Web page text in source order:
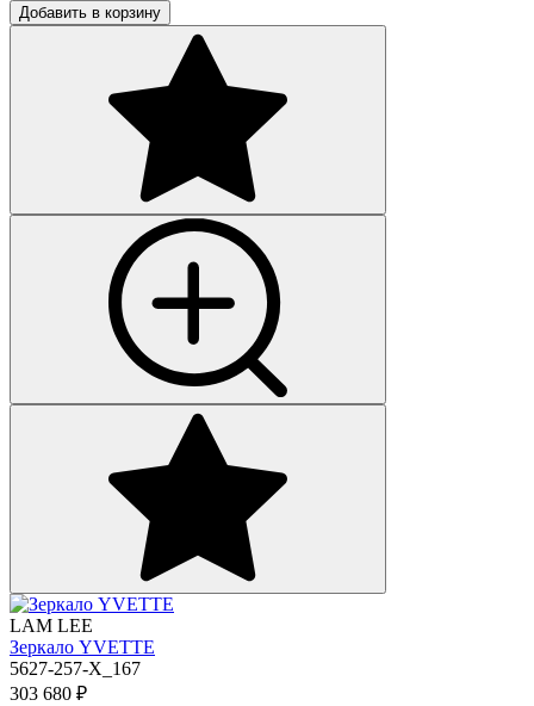
Добавить в корзину
LAM LEE
Зеркало YVETTE
5627-257-X_167
303 680 ₽